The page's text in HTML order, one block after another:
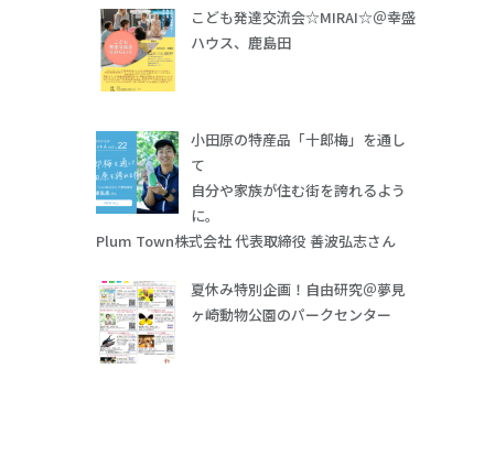
こども発達交流会☆MIRAI☆＠幸盛
ハウス、鹿島田
小田原の特産品「十郎梅」を通し
て
自分や家族が住む街を誇れるよう
に。
Plum Town株式会社 代表取締役 善波弘志さん
夏休み特別企画！自由研究＠夢見
ヶ崎動物公園のパークセンター